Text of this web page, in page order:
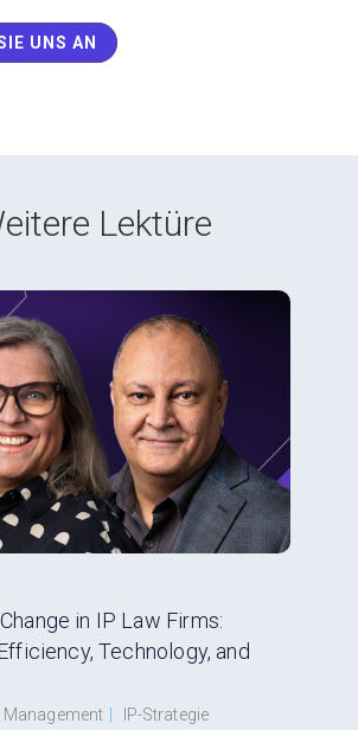
UNS AN
Lektüre
in IP Law Firms:
Technology, and
Management IP-Strategie